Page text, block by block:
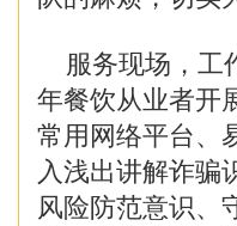
服务现场，工
年餐饮从业者开
常用网络平台、
入浅出讲解诈骗
风险防范意识、